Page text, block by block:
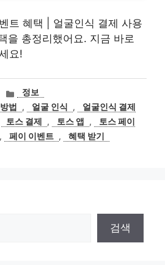
트 혜택 | 얼굴인식 결제 사용
을 총정리했어요. 지금 바로
요!
카
고
리
정보
법 , 얼굴 인식 ,
얼굴인식 결제
토스 결제 , 토스 앱 ,
토스 페이
, 페이 이벤트 , 혜택 받기
검색